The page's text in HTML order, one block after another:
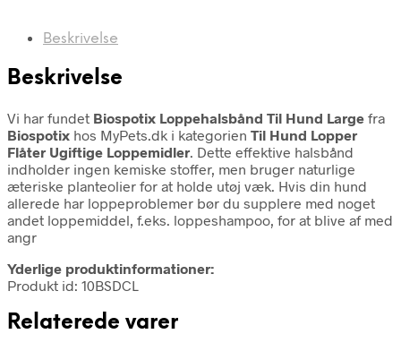
Beskrivelse
Beskrivelse
Vi har fundet Biospotix Loppehalsbånd Til Hund Large fra
Biospotix hos MyPets.dk i kategorien Til Hund Lopper
Flåter Ugiftige Loppemidler. Dette effektive halsbånd
indholder ingen kemiske stoffer, men bruger naturlige
æteriske planteolier for at holde utøj væk. Hvis din hund
allerede har loppeproblemer bør du supplere med noget
andet loppemiddel, f.eks. loppeshampoo, for at blive af med
angr
Yderlige produktinformationer:
Produkt id: 10BSDCL
Relaterede varer